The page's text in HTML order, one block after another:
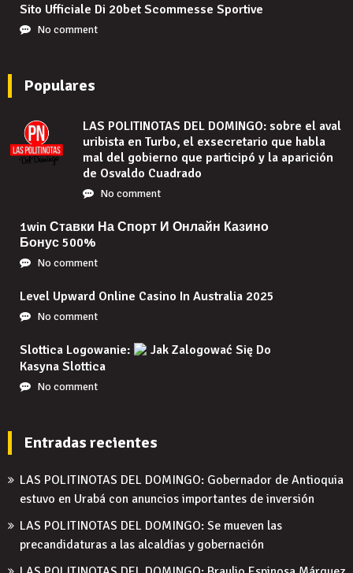
Sito Ufficiale Di 20bet Scommesse Sportive
No comment
Populares
LAS POLITINOTAS DEL DOMINGO: sobre el aval
uribista en Turbo, el exsecretario que habla
mal del gobierno que participó y la aparición
de Osvaldo Cuadrado
No comment
1win Ставки На Спорт И Онлайн Казино
Бонус 500%
No comment
Level Upward Online Casino In Australia 2025
No comment
Slottica Logowanie:
Jak Zalogować Się Do
Kasyna Slottica
No comment
Entradas recientes
LAS POLITINOTAS DEL DOMINGO: Gobernador de Antioquia
estuvo en Urabá con anuncios importantes de inversión
LAS POLITINOTAS DEL DOMINGO: Se mueven las
precandidaturas a las alcaldías y gobernación